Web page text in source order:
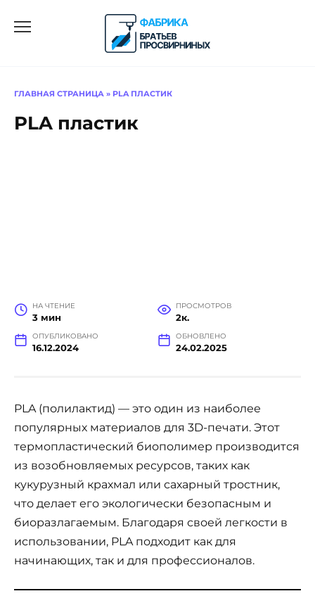
ГЛАВНАЯ СТРАНИЦА » PLA ПЛАСТИК
PLA пластик
НА ЧТЕНИЕ
3 мин
ПРОСМОТРОВ
2к.
ОПУБЛИКОВАНО
16.12.2024
ОБНОВЛЕНО
24.02.2025
PLA (полилактид) — это один из наиболее
популярных материалов для 3D-печати. Этот
термопластический биополимер производится
из возобновляемых ресурсов, таких как
кукурузный крахмал или сахарный тростник,
что делает его экологически безопасным и
биоразлагаемым. Благодаря своей легкости в
использовании, PLA подходит как для
начинающих, так и для профессионалов.